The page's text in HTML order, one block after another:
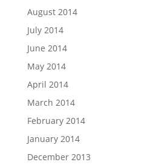
August 2014
July 2014
June 2014
May 2014
April 2014
March 2014
February 2014
January 2014
December 2013